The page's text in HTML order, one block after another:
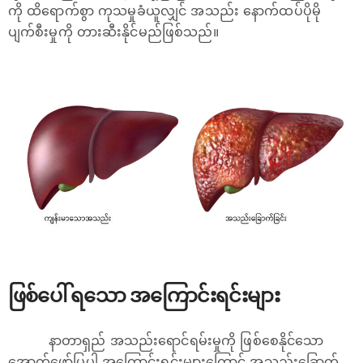
ကို ထိရောက်စွာ ကုသမှုခံယူလျှင် အသည်း နောက်ထပ်ပိုမို
ပျက်စီးမှုကို တားဆီးနိုင်မည်ဖြစ်သည်။
ဖြစ်ပေါ် ရသော အကြောင်းရင်းများ
နာတာရှည် အသည်းရောင်ရမ်းမှုကို ဖြစ်စေနိုင်သော